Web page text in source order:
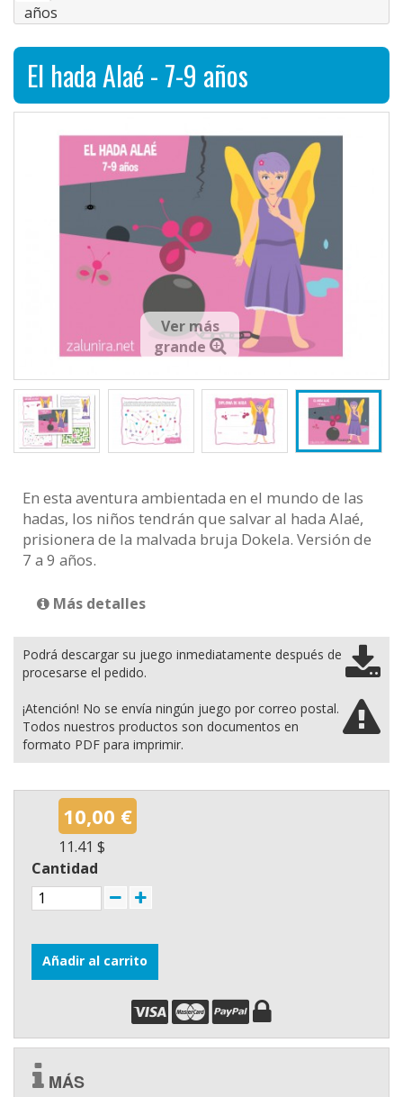
años
El hada Alaé - 7-9 años
Ver más
grande
En esta aventura ambientada en el mundo de las
hadas, los niños tendrán que salvar al hada Alaé,
prisionera de la malvada bruja Dokela. Versión de
7 a 9 años.
Más detalles
Podrá descargar su juego inmediatamente después de
procesarse el pedido.
¡Atención! No se envía ningún juego por correo postal.
Todos nuestros productos son documentos en
formato PDF para imprimir.
10,00 €
11.41 $
Cantidad
Añadir al carrito
MÁS